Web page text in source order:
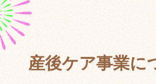
産後ケア事業に